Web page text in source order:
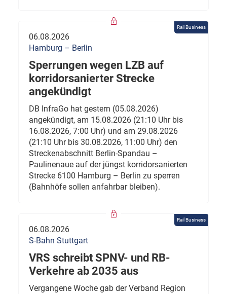
Rail Business
06.08.2026
Hamburg – Berlin
Sperrungen wegen LZB auf
korridorsanierter Strecke
angekündigt
DB InfraGo hat gestern (05.08.2026)
angekündigt, am 15.08.2026 (21:10 Uhr bis
16.08.2026, 7:00 Uhr) und am 29.08.2026
(21:10 Uhr bis 30.08.2026, 11:00 Uhr) den
Streckenabschnitt Berlin-Spandau –
Paulinenaue auf der jüngst korridorsanierten
Strecke 6100 Hamburg – Berlin zu sperren
(Bahnhöfe sollen anfahrbar bleiben).
Rail Business
06.08.2026
S-Bahn Stuttgart
VRS schreibt SPNV- und RB-
Verkehre ab 2035 aus
Vergangene Woche gab der Verband Region